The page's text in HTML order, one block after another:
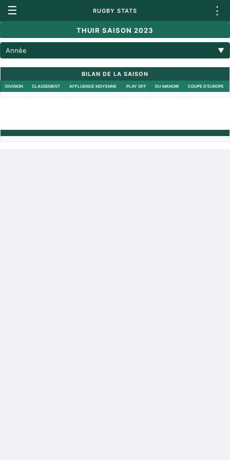
☰ RUGBY STATS ⋮
THUIR SAISON 2023
Année ▼
BILAN DE LA SAISON
DIVISION CLASSEMENT AFFLUENCE MOYENNE PLAY OFF DU MANOIR COUPE D'EUROPE